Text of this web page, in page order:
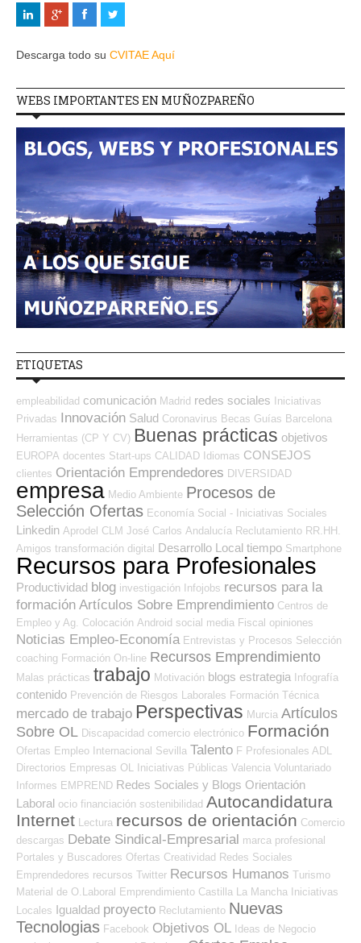
Descarga todo su CVITAE Aquí
WEBS IMPORTANTES EN MUÑOZPAREÑO
ETIQUETAS
empleabilidad comunicación Madrid redes sociales Iniciativas
Privadas Innovación Salud Coronavirus Becas Guías Barcelona
Herramientas (CP Y CV) Buenas prácticas objetivos
EUROPA docentes Start-ups CALIDAD Idiomas CONSEJOS
clientes Orientación Emprendedores DIVERSIDAD
empresa Medio Ambiente Procesos de
Selección Ofertas Economía Social - Iniciativas Sociales
Linkedin Aprodel CLM José Carlos Andalucía Reclutamiento RR.HH.
Amigos transformación digital Desarrollo Local tiempo Smartphone
Recursos para Profesionales
Productividad blog investigación Infojobs recursos para la
formación Artículos Sobre Emprendimiento Centros de
Empleo y Ag. Colocación Android social media Fiscal opiniones
Noticias Empleo-Economía Entrevistas y Procesos Selección
coaching Formación On-line Recursos Emprendimiento
Malas prácticas trabajo Motivación blogs estrategia Infografía
contenido Prevención de Riesgos Laborales Formación Técnica
mercado de trabajo Perspectivas Murcia Artículos
Sobre OL Discapacidad comercio electrónico Formación
Ofertas Empleo Internacional Sevilla Talento F Profesionales ADL
Directorios Empresas OL
Iniciativas Públicas Valencia Voluntariado
Informes EMPREND Redes Sociales y Blogs Orientación
Laboral ocio financiación sostenibilidad Autocandidatura
Internet Lectura recursos de orientación Comercio
descargas Debate Sindical-Empresarial marca profesional
Portales y Buscadores Ofertas Creatividad Redes Sociales
Emprendedores recursos Twitter Recursos Humanos Turismo
Material de O.Laboral Emprendimiento Castilla La Mancha Iniciativas
Locales Igualdad proyecto Reclutamiento Nuevas
Tecnologias Facebook Objetivos OL Ideas de Negocio